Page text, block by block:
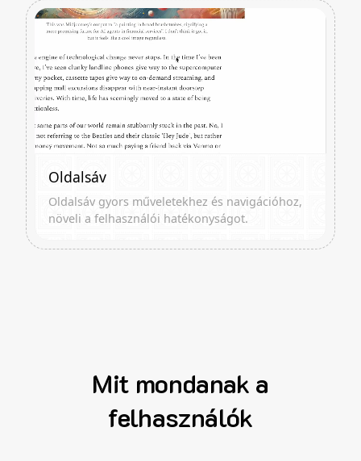
Oldalsáv
Oldalsáv gyors műveletekhez és navigációhoz,
növeli a felhasználói hatékonyságot.
Mit mondanak a
felhasználók